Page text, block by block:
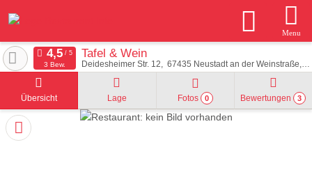
Menu
Tafel & Wein
Deidesheimer Str. 12 67435 Neustadt an der Weinstraße
3 Bew.
Übersicht Lage Fotos 0 Bewertungen 3